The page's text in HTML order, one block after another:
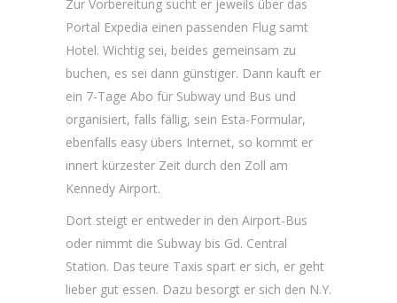
Zur Vorbereitung sucht er jeweils über das
Portal Expedia einen passenden Flug samt
Hotel. Wichtig sei, beides gemeinsam zu
buchen, es sei dann günstiger. Dann kauft er
ein 7-Tage Abo für Subway und Bus und
organisiert, falls fällig, sein Esta-Formular,
ebenfalls easy übers Internet, so kommt er
innert kürzester Zeit durch den Zoll am
Kennedy Airport.
Dort steigt er entweder in den Airport-Bus
oder nimmt die Subway bis Gd. Central
Station. Das teure Taxis spart er sich, er geht
lieber gut essen. Dazu besorgt er sich den N.Y.